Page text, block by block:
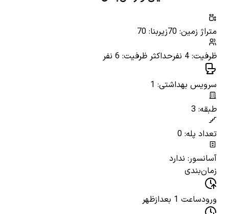
متراژ زمین: 70
زیربنا: 70
ظرفیت: 4 نفر
حداکثر ظرفیت: 6 نفر
سرویس بهداشتی: 1
طبقه: 3
تعداد پله: 0
آسانسور: ندارد
زمان‌بندی
ورودساعت 1 بعدازظهر